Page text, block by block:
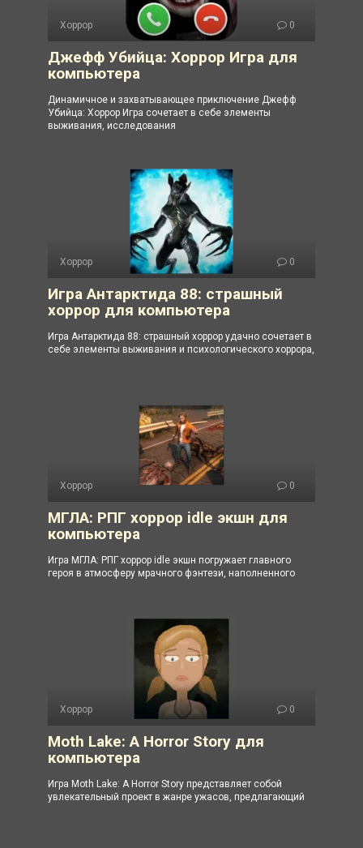
Хоррор 0
Джефф Убийца: Хоррор Игра для
компьютера
Динамичное и захватывающее приключение Джефф
Убийца: Хоррор Игра сочетает в себе элементы
выживания, исследования
Хоррор 0
Игра Антарктида 88: страшный
хоррор для компьютера
Игра Антарктида 88: страшный хоррор удачно сочетает в
себе элементы выживания и психологического хоррора,
Хоррор 0
МГЛА: РПГ хоррор idle экшн для
компьютера
Игра МГЛА: РПГ хоррор idle экшн погружает главного
героя в атмосферу мрачного фэнтези, наполненного
Хоррор 0
Moth Lake: A Horror Story для
компьютера
Игра Moth Lake: A Horror Story представляет собой
увлекательный проект в жанре ужасов, предлагающий